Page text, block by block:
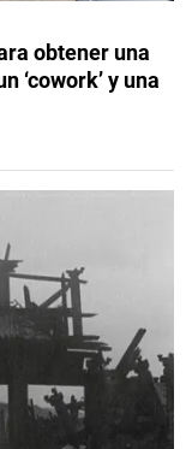
obtener una
‘cowork’ y una